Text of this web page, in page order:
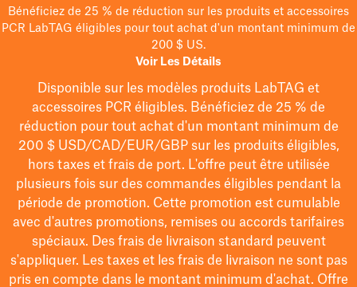
Bénéficiez de 25 % de réduction sur les produits et accessoires
PCR LabTAG éligibles pour tout achat d'un montant minimum de
200 $ US.
Voir Les Détails
Disponible sur les modèles produits LabTAG et
accessoires PCR éligibles. Bénéficiez de 25 % de
réduction pour tout achat d'un montant minimum de
200 $USD/CAD/EUR/GBPsur les produits éligibles,
hors taxes et frais de port. L'offre peut être utilisée
plusieurs fois sur des commandes éligibles pendant la
période de promotion. Cette promotion est cumulable
avec d'autres promotions, remises ou accords tarifaires
spéciaux. Des frais de livraison standard peuvent
s'appliquer. Les taxes et les frais de livraison ne sont pas
pris en compte dans le montant minimum d'achat. Offre